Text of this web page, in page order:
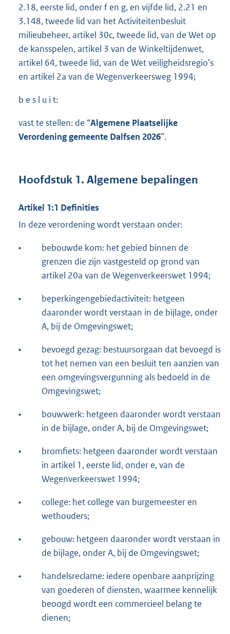
2.18, eerste lid, onder f en g, en vijfde lid, 2.21 en
3.148, tweede lid van het Activiteitenbesluit
milieubeheer, artikel 30c, tweede lid, van de Wet op
de kansspelen, artikel 3 van de Winkeltijdenwet,
artikel 64, tweede lid, van de Wet veiligheidsregio’s
en artikel 2a van de Wegenverkeersweg 1994;
b e s l u i t:
vast te stellen: de “Algemene Plaatselijke
Verordening gemeente Dalfsen 2026”.
Hoofdstuk 1. Algemene bepalingen
Artikel 1:1 Definities
In deze verordening wordt verstaan onder:
•
bebouwde kom: het gebied binnen de
grenzen die zijn vastgesteld op grond van
artikel 20a van de Wegenverkeerswet 1994;
•
beperkingengebiedactiviteit: hetgeen
daaronder wordt verstaan in de bijlage, onder
A, bij de Omgevingswet;
•
bevoegd gezag: bestuursorgaan dat bevoegd is
tot het nemen van een besluit ten aanzien van
een omgevingsvergunning als bedoeld in de
Omgevingswet;
•
bouwwerk: hetgeen daaronder wordt verstaan
in de bijlage, onder A, bij de Omgevingswet;
•
bromfiets: hetgeen daaronder wordt verstaan
in artikel 1, eerste lid, onder e, van de
Wegenverkeerswet 1994;
•
college: het college van burgemeester en
wethouders;
•
gebouw: hetgeen daaronder wordt verstaan in
de bijlage, onder A, bij de Omgevingswet;
•
handelsreclame: iedere openbare aanprijzing
van goederen of diensten, waarmee kennelijk
beoogd wordt een commercieel belang te
dienen;